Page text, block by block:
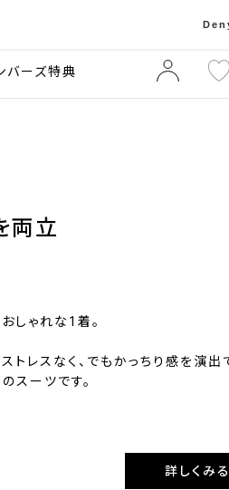
店舗一覧・来店予
バーズ特典
両立
しゃれな1着。
トレスなく、でもかっちり感を演出
スーツです。
詳しくみる